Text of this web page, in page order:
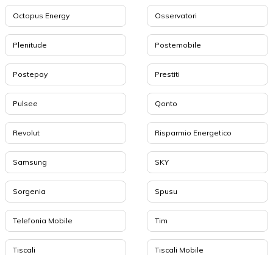
Octopus Energy Osservatori
Plenitude Postemobile
Postepay Prestiti
Pulsee Qonto
Revolut Risparmio Energetico
Samsung SKY
Sorgenia Spusu
Telefonia Mobile Tim
Tiscali Tiscali Mobile